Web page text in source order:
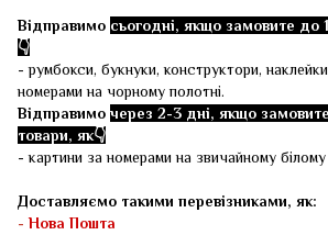
Відправимо сьогодні, якщо замовите до
👇
- румбокси, букнуки, конструктори,
номерами на чорному полотні.
Відправимо через 2-3 дні, якщо замовите
товари, як👇
- картини за номерами на звичайному білому
Доставляємо такими перевізниками, як:
-Нова Пошта